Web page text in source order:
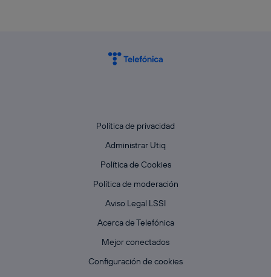
Política de privacidad
Administrar Utiq
Política de Cookies
Política de moderación
Aviso Legal LSSI
Acerca de Telefónica
Mejor conectados
Configuración de cookies